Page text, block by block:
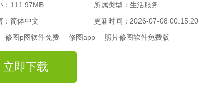
：111.97MB
所属类型：生活服务
：简体中文
更新时间：2026-07-08 00:15:20
修图p图软件免费 修图app 照片修图软件免费版
立即下载